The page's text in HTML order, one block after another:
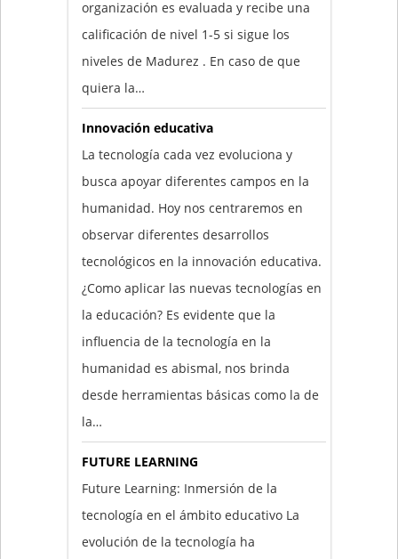
organización es evaluada y recibe una
calificación de nivel 1-5 si sigue los
niveles de Madurez . En caso de que
quiera la…
Innovación educativa
La tecnología cada vez evoluciona y
busca apoyar diferentes campos en la
humanidad. Hoy nos centraremos en
observar diferentes desarrollos
tecnológicos en la innovación educativa.
¿Como aplicar las nuevas tecnologías en
la educación? Es evidente que la
influencia de la tecnología en la
humanidad es abismal, nos brinda
desde herramientas básicas como la de
la…
FUTURE LEARNING
Future Learning: Inmersión de la
tecnología en el ámbito educativo La
evolución de la tecnología ha